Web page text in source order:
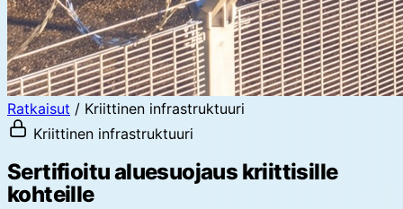
Ratkaisut / Kriittinen infrastruktuuri
Kriittinen infrastruktuuri
Sertifioitu aluesuojaus kriittisille
kohteille